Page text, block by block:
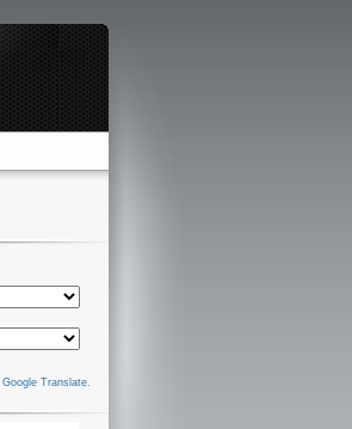
Google Translate.